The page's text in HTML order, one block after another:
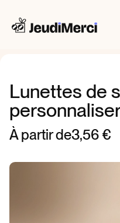
Lunettes de
À partir de3,56 €